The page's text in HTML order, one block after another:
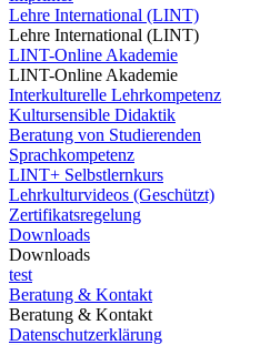
Lehre International (LINT)
Lehre International (LINT)
LINT-Online Akademie
LINT-Online Akademie
Interkulturelle Lehrkompetenz
Kultursensible Didaktik
Beratung von Studierenden
Sprachkompetenz
LINT+ Selbstlernkurs
Lehrkulturvideos (Geschützt)
Zertifikatsregelung
Downloads
Downloads
test
Beratung & Kontakt
Beratung & Kontakt
Datenschutzerklärung